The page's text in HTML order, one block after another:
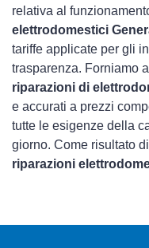
relativa al
elettrodomestici
tariffe applicate per gli
trasparenza. Forniamo
riparazioni di
e accurati a prezzi
tutte le esigenze della
giorno. Come risultato
riparazioni